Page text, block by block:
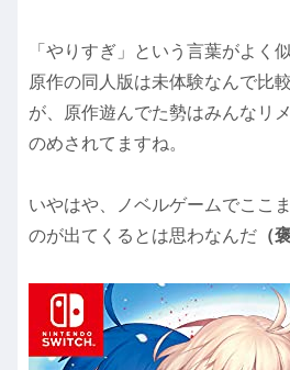
「やりすぎ」という言葉がよく
原作の同人版は未体験なんで比
が、原作遊んでた勢はみんなリ
のめされてますね。
いやはや、ノベルゲームでここ
のが出てくるとは思わなんだ （